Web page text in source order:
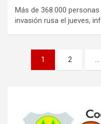
Más de 368.000
invasión rusa el jueves,
Navegación
1 2 …